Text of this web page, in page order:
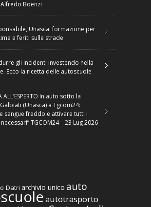
Boenzi
Unasca: formazione per
e feriti sulle strade
gli incidenti investendo nella
Ecco la ricetta delle autoscuole
ALL’ESPERTO In auto sotto la
(Unasca) a Tgcom24:
sangue freddo e attivare tutti i
TGCOM24 – 23 Lug 2026 –
Datri archivio unico auto
autotrasporto